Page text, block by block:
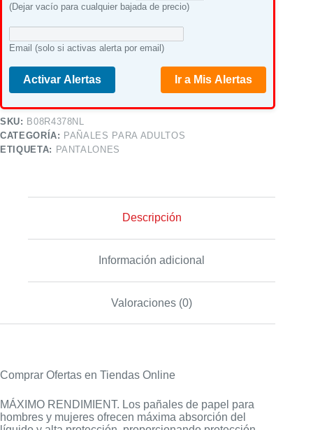
(Dejar vacío para cualquier bajada de precio)
Email (solo si activas alerta por email)
Activar Alertas Ir a Mis Alertas
SKU: B08R4378NL
CATEGORÍA: PAÑALES PARA ADULTOS
ETIQUETA: PANTALONES
Descripción
Información adicional
Valoraciones (0)
Comprar Ofertas en Tiendas Online
MÁXIMO RENDIMIENT. Los pañales de papel para
hombres y mujeres ofrecen máxima absorción del